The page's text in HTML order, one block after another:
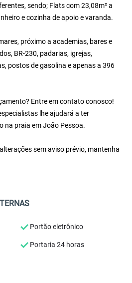
sendo; Flats com 23,08m² a
e cozinha de apoio e varanda.
próximo a academias, bares e
BR-230, padarias, igrejas,
postos de gasolina e apenas a 396
Entre em contato conosco!
lhe ajudará a ter
na praia em João Pessoa.
sem aviso prévio, mantenha
Portão eletrônico
Portaria 24 horas